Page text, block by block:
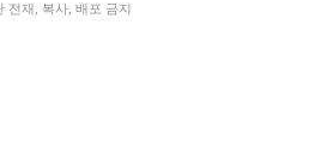
전재, 복사, 배포 금지